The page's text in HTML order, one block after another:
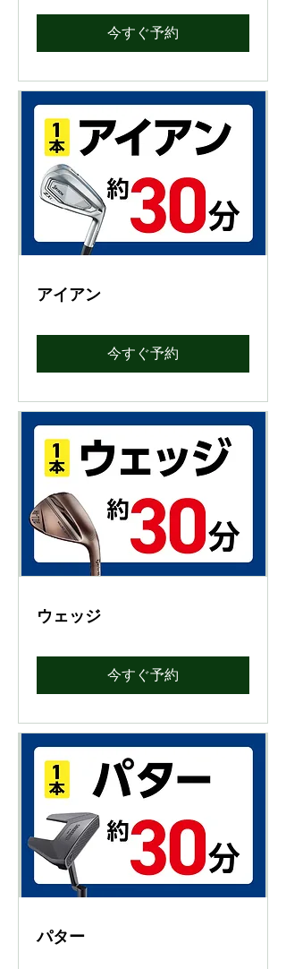
今すぐ予約
アイアン
今すぐ予約
ウェッジ
今すぐ予約
パター